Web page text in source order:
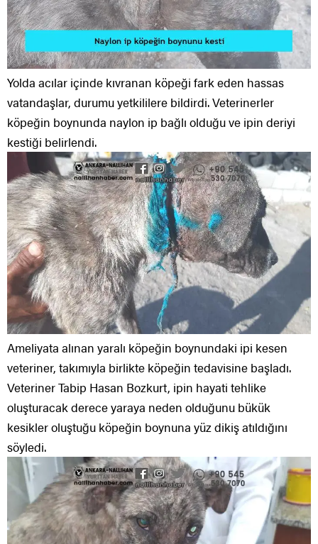
Yolda acılar içinde kıvranan köpeği fark eden hassas
vatandaşlar, durumu yetkililere bildirdi. Veterinerler
köpeğin boynunda naylon ip bağlı olduğu ve ipin deriyi
kestiği belirlendi.
Ameliyata alınan yaralı köpeğin boynundaki ipi kesen
veteriner, takımıyla birlikte köpeğin tedavisine başladı.
Veteriner Tabip Hasan Bozkurt, ipin hayati tehlike
oluşturacak derece yaraya neden olduğunu bükük
kesikler oluştuğu köpeğin boynuna yüz dikiş atıldığını
söyledi.